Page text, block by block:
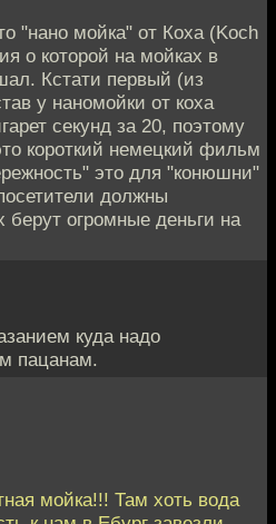
"нано мойка" от Коха (Koch
о которой на мойках в
Кстати первый (из
у наномойки от коха
секунд за 20, поэтому
короткий немецкий фильм
это для "конюшни"
должны
берут огромные деньги на
куда надо
пацанам.
мойка!!! Там хоть вода